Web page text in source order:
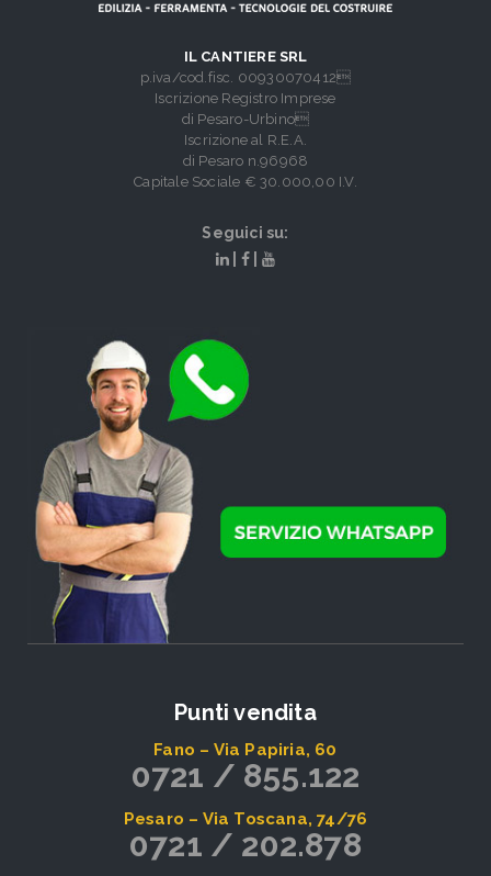
IL CANTIERE SRL
p.iva/cod.fisc. 00930070412
Iscrizione Registro Imprese
di Pesaro-Urbino
Iscrizione al R.E.A.
di Pesaro n.96968
Capitale Sociale € 30.000,00 I.V.
Seguici su:
Punti vendita
Fano – Via Papiria, 60
0721 / 855.122
Pesaro – Via Toscana, 74/76
0721 / 202.878